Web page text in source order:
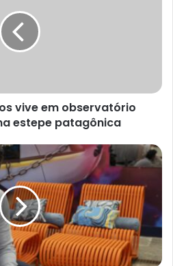
vive em observatório
estepe patagônica